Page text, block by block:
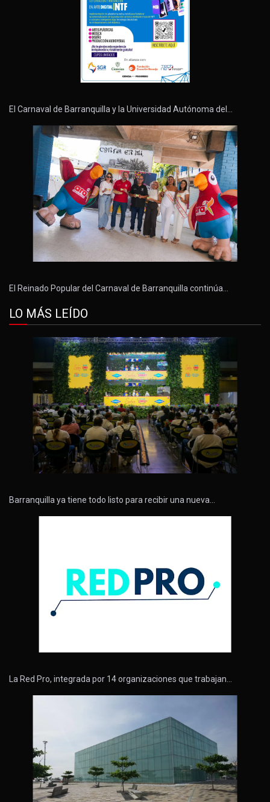
El Carnaval de Barranquilla y la Universidad Autónoma del…
El Reinado Popular del Carnaval de Barranquilla continúa…
LO MÁS LEÍDO
Barranquilla ya tiene todo listo para recibir una nueva…
La Red Pro, integrada por 14 organizaciones que trabajan…